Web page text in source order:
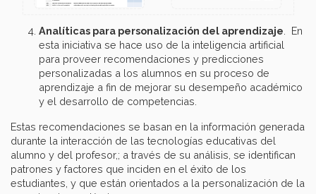
Analíticas para personalización del aprendizaje . En
esta iniciativa se hace uso de la inteligencia artificial
para proveer recomendaciones y predicciones
personalizadas a los alumnos en su proceso de
aprendizaje a fin de mejorar su desempeño académico
y el desarrollo de competencias.
Estas recomendaciones se basan en la información generada
durante la interacción de las tecnologías educativas del
alumno y del profesor,; a través de su análisis, se identifican
patrones y factores que inciden en el éxito de los
estudiantes, y que están orientados a la personalización de la